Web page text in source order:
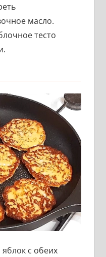
масло.
тесто
с обеих